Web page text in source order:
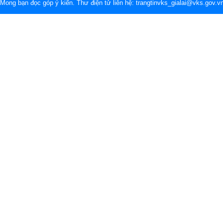
Mong bạn đọc góp ý kiến. Thư điện tử liên hệ: